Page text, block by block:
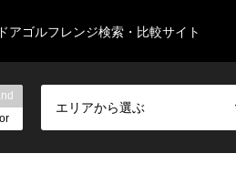
アゴルフレンジ検索・比較サイト
or
エリアから選ぶ